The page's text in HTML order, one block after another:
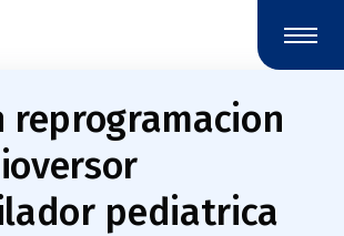
reprogramacion
pediatrica